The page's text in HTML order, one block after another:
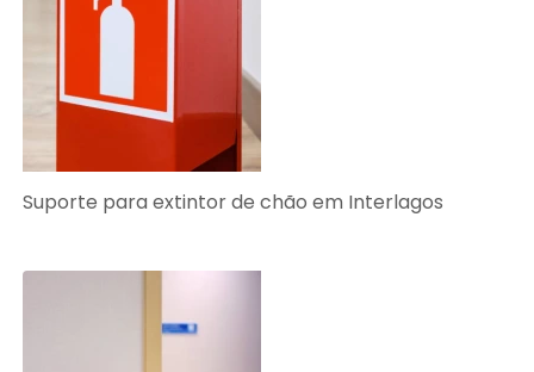
Suporte para extintor de chão em Interlagos